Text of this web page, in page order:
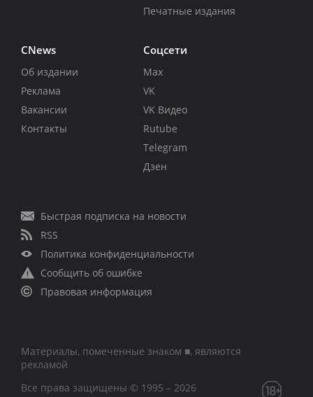
Печатные издания
CNews
Об издании
Реклама
Вакансии
Контакты
Соцсети
Max
VK
VK Видео
Rutube
Telegram
Дзен
Быстрая подписка на новости
RSS
Политика конфиденциальности
Сообщить об ошибке
Правовая информация
Материалы, помеченные знаком ■, являются
рекламой
Все права защищены © 1995 – 2026